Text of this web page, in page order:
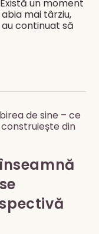
un moment
mai târziu,
continuat să